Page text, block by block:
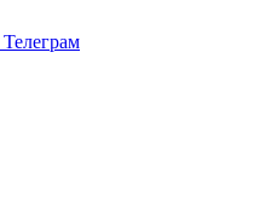
Телеграм